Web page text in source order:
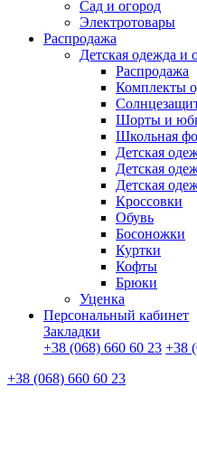
Сад и огород
Электротовары
Распродажа
Детская одежда и
Распродажа
Комплекты
Шорты и
Школьная
Детская
Детская
Детская
Кроссовки
Обувь
Босоножки
Куртки
Кофты
Брюки
Уценка
Персональный кабинет
Закладки
+38 (068) 660 60 23 +38
+38 (068) 660 60 23